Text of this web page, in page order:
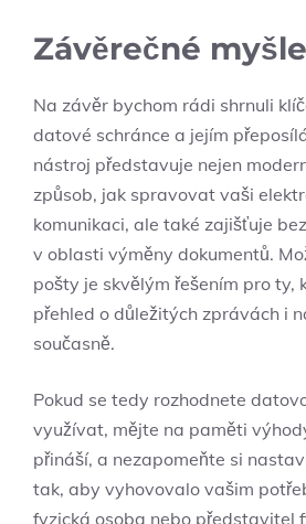
Závěrečné
Na závěr bychom rádi shrnuli
datové schránce a jejím
nástroj představuje nejen
způsob, jak spravovat vaši
komunikaci, ale také zajišťuje
v oblasti výměny dokumentů.
pošty je skvělým řešením pro ty,
přehled o důležitých zprávách i
současně.
Pokud se tedy rozhodnete
využívat, mějte na paměti
přináší, a nezapomeňte si
tak, aby vyhovovalo vašim
fyzická osoba nebo představitel